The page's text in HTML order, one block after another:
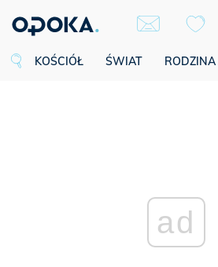
KOŚCIÓŁ ŚWIAT RODZINA
ad